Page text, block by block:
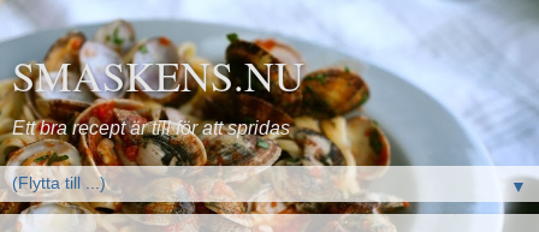
SMASKENS.NU
Ett bra recept är till för att spridas
▼